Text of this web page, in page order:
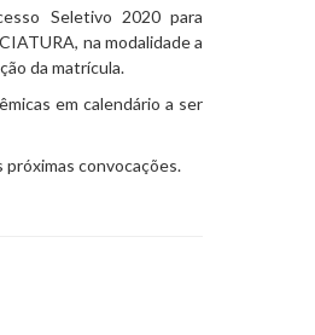
Seletivo 2020 para
na modalidade a
da matrícula.
em calendário a ser
próximas convocações.